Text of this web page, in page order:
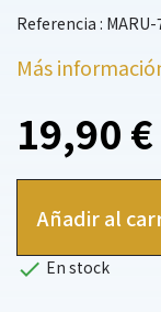
Referencia : MARU-
Más
19,90 €
Añadir al
 En stock